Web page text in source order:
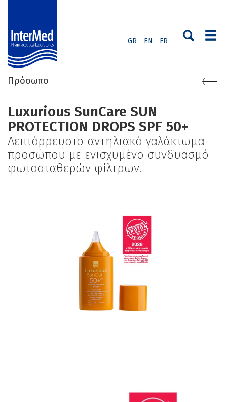
GR EN FR
Πρόσωπο
Luxurious SunCare SUN
PROTECTION DROPS SPF 50+
Λεπτόρρευστο αντηλιακό γαλάκτωμα
προσώπου με ενισχυμένο συνδυασμό
φωτοσταθερών φίλτρων.